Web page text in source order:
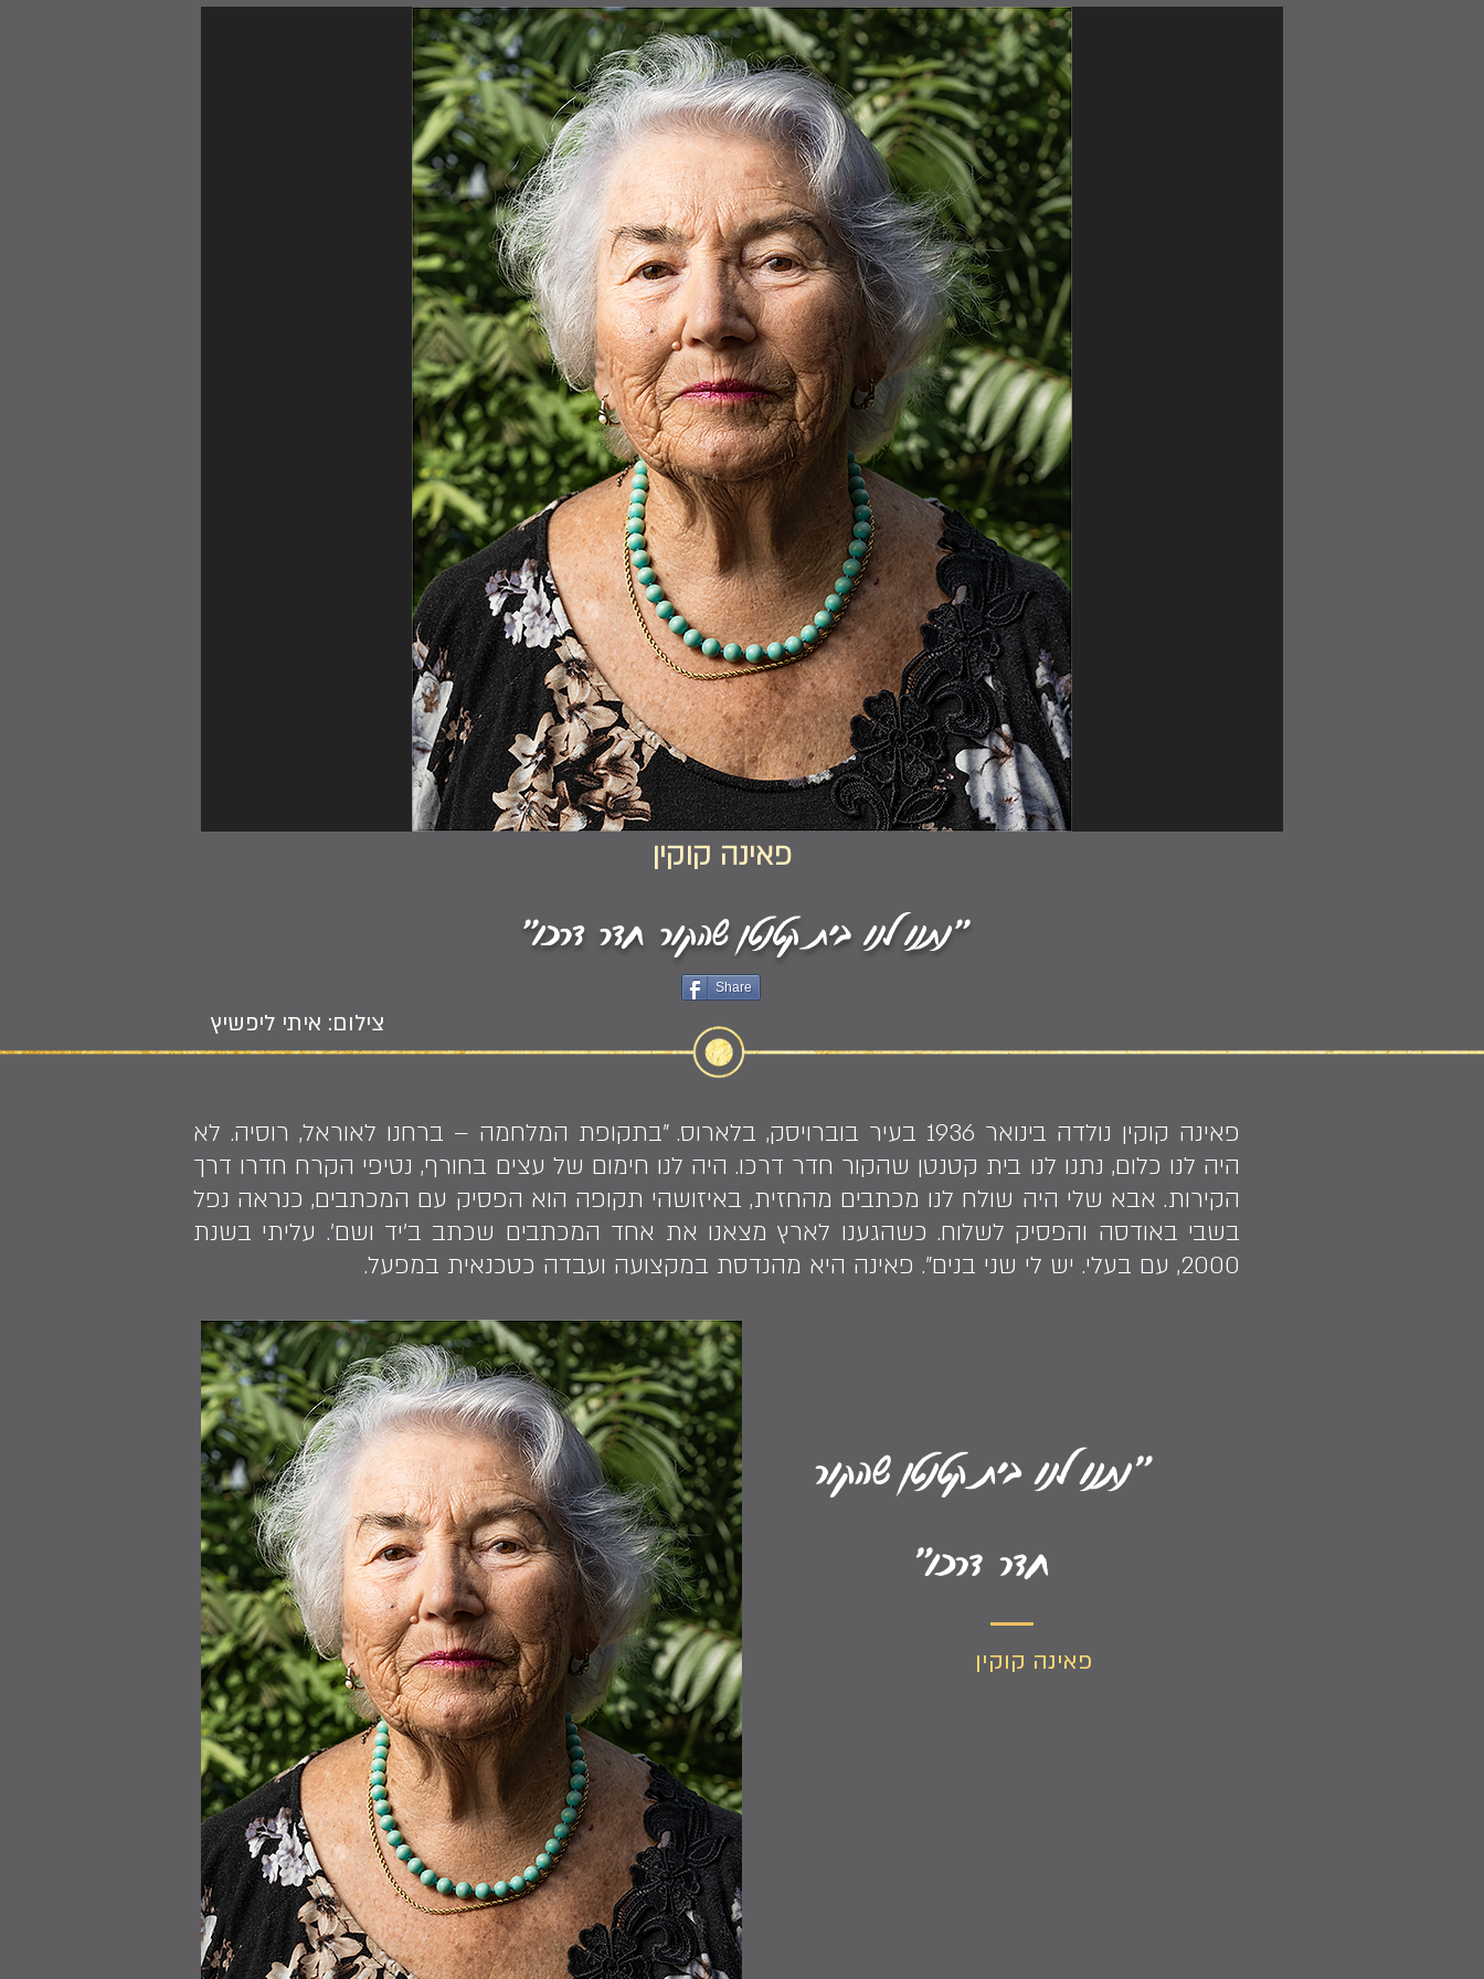
פאינה קוקין
״נתנו לנו בית קטנטן שהקור חדר דרכו״
צילום: איתי ליפשיץ
Share
פאינה קוקין נולדה בינואר 1936 בעיר בוברויסק, בלארוס. "בתקופת המלחמה – ברחנו לאוראל, רוסיה. לא
היה לנו כלום, נתנו לנו בית קטנטן שהקור חדר דרכו. היה לנו חימום של עצים בחורף, נטיפי הקרח חדרו דרך
הקירות. אבא שלי היה שולח לנו מכתבים מהחזית, באיזושהי תקופה הוא הפסיק עם המכתבים, כנראה נפל
בשבי באודסה והפסיק לשלוח. כשהגענו לארץ מצאנו את אחד המכתבים שכתב ב'יד ושם'. עליתי בשנת
2000, עם בעלי. יש לי שני בנים". פאינה היא מהנדסת במקצועה ועבדה כטכנאית במפעל.
״נתנו לנו בית קטנטן שהקור
חדר דרכו״
פאינה קוקין